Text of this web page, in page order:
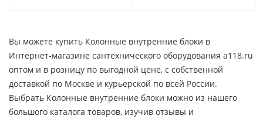
Вы можете купить Колонные внутренние блоки в
Интернет-магазине сантехнического оборудования a118.ru
оптом и в розницу по выгодной цене, c собственной
доставкой по Москве и курьерской по всей России.
Выбрать Колонные внутренние блоки можно из нашего
большого каталога товаров, изучив отзывы и